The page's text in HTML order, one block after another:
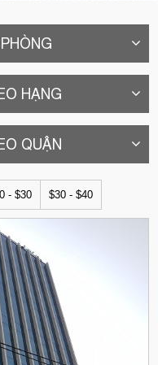
HẠNG
QUẬN
- $30 $30 - $40